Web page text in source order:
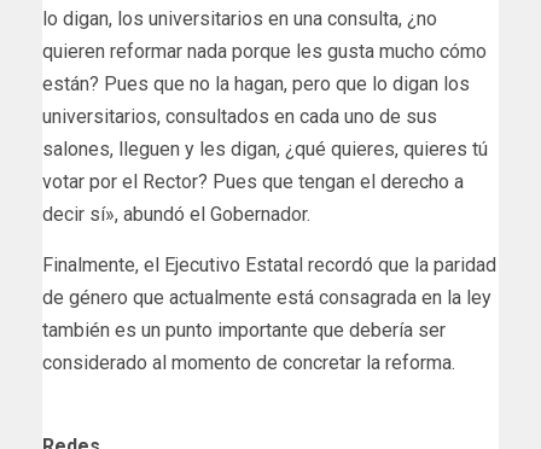
lo digan, los universitarios en una consulta, ¿no
quieren reformar nada porque les gusta mucho cómo
están? Pues que no la hagan, pero que lo digan los
universitarios, consultados en cada uno de sus
salones, lleguen y les digan, ¿qué quieres, quieres tú
votar por el Rector? Pues que tengan el derecho a
decir sí», abundó el Gobernador.
Finalmente, el Ejecutivo Estatal recordó que la paridad
de género que actualmente está consagrada en la ley
también es un punto importante que debería ser
considerado al momento de concretar la reforma.